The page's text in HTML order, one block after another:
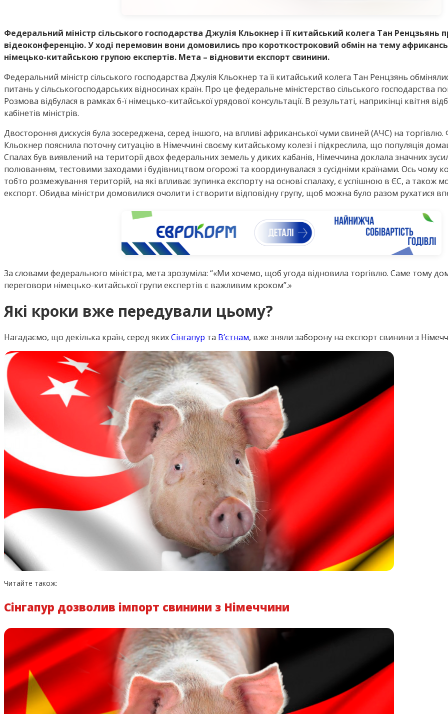
Федеральний міністр сільського господарства Джулія Кльокнер і її китайський колега Тан Ренцзьянь
відеоконференцію. У ході перемовин вони домовились про короткостроковий обмін на тему
німецько-китайською групою експертів. Мета – відновити експорт свинини.
Федеральний міністр сільського господарства Джулія Кльокнер та її китайський колега Тан Ренцзянь
питань у сільськогосподарських відносинах країн. Про це федеральне міністерство сільського господарства
Розмова відбулася в рамках 6-ї німецько-китайської урядової консультації. В результаті, наприкінці квітня
кабінетів міністрів.
Двостороння дискусія була зосереджена, серед іншого, на впливі африканської чуми свиней (АЧС) на
Кльокнер пояснила поточну ситуацію в Німеччині своєму китайському колезі і підкреслила, що популяція
Спалах був виявлений на території двох федеральних земель у диких кабанів, Німеччина доклала значних
полюванням, тестовими заходами і будівництвом огорожі та координувалася з сусідніми країнами. Ось чому
тобто розмежування територій, на які впливає зупинка експорту на основі спалаху, є успішною в ЄС, а також
експорт. Обидва міністри домовилися очолити і створити відповідну групу, щоб можна було разом рухатися
За словами федерального міністра, мета зрозуміла: “ Ми хочемо, щоб угода відновила торгівлю. Саме тому
переговори німецько-китайської групи експертів є важливим кроком”.
Які кроки вже передували цьому?
Нагадаємо, що декілька країн, серед якихСінгапур та В’єтнам, вже зняли заборону на експорт свинини з
Читайте також:
Сінгапур дозволив імпорт свинини з Німеччини